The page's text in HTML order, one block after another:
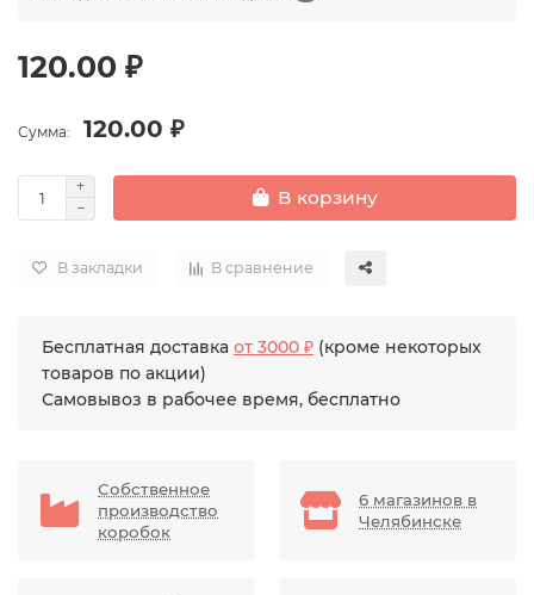
120.00 ₽
Сумма: 120.00 ₽
В корзину
В закладки В сравнение
Бесплатная доставка от 3000 ₽ (кроме некоторых
товаров по акции)
Самовывоз в рабочее время, бесплатно
Собственное
производство
коробок
6 магазинов в
Челябинске